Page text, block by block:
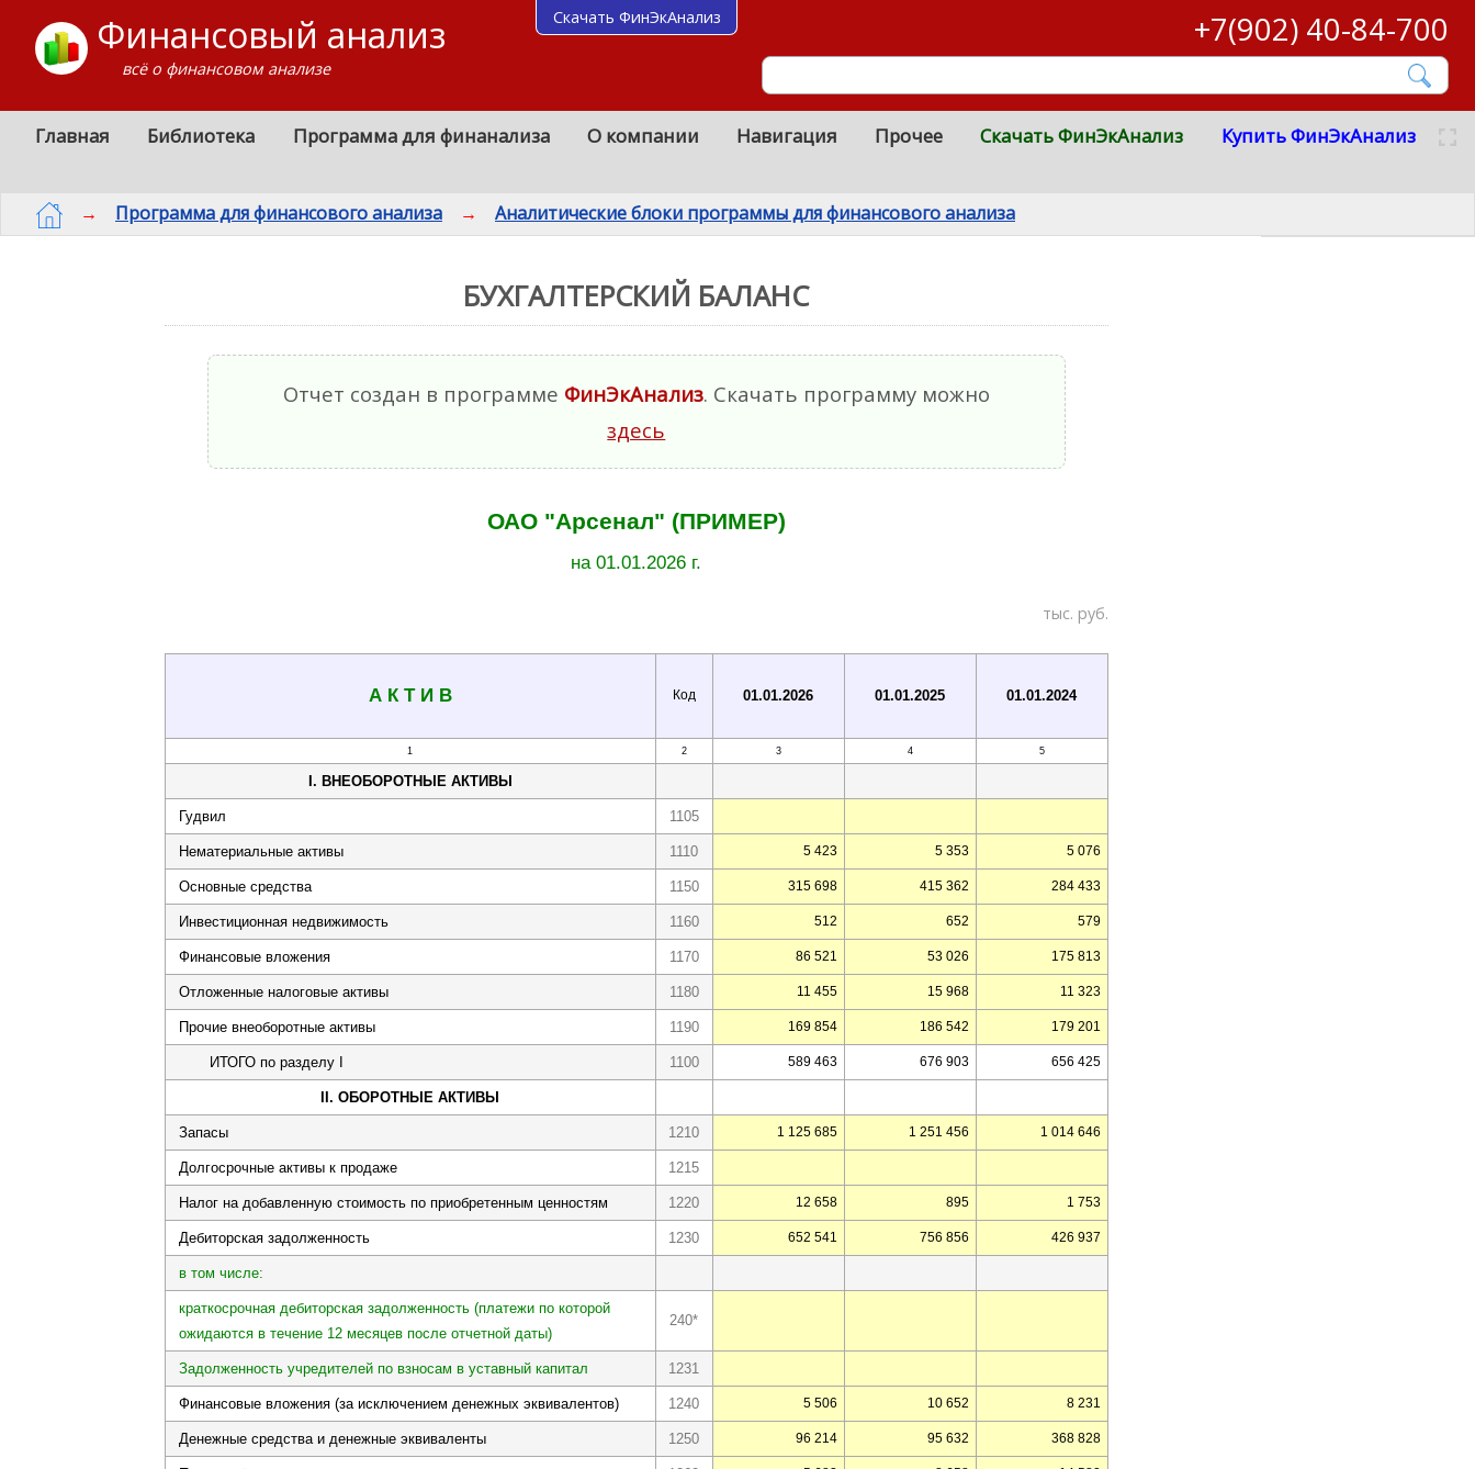
Финансовый анализ
всё о финансовом анализе
+7(902) 40-84-700
Главная Библиотека Программа для финанализа О компании Навигация Прочее Скачать ФинЭкАнализ Купить ФинЭкАнализ
→ Программа для финансового анализа → Аналитические блоки программы для финансового анализа
БУХГАЛТЕРСКИЙ БАЛАНС
Отчет создан в программе ФинЭкАнализ. Скачать программу можно
здесь
ОАО "Арсенал" (ПРИМЕР)
на 01.01.2026 г.
тыс. руб.
А К Т И В Код 01.01.2026 01.01.2025 01.01.2024
1 2 3 4 5
I. ВНЕОБОРОТНЫЕ АКТИВЫ
Гудвил 1105
Нематериальные активы 1110 5 423 5 353 5 076
Основные средства 1150 315 698 415 362 284 433
Инвестиционная недвижимость 1160 512 652 579
Финансовые вложения 1170 86 521 53 026 175 813
Отложенные налоговые активы 1180 11 455 15 968 11 323
Прочие внеоборотные активы 1190 169 854 186 542 179 201
ИТОГО по разделу I 1100 589 463 676 903 656 425
II. ОБОРОТНЫЕ АКТИВЫ
Запасы 1210 1 125 685 1 251 456 1 014 646
Долгосрочные активы к продаже 1215
Налог на добавленную стоимость по приобретенным ценностям 1220 12 658 895 1 753
Дебиторская задолженность 1230 652 541 756 856 426 937
в том числе:
краткосрочная дебиторская задолженность (платежи по которой
ожидаются в течение 12 месяцев после отчетной даты)
240*
Задолженность учредителей по взносам в уставный капитал 1231
Финансовые вложения (за исключением денежных эквивалентов) 1240 5 506 10 652 8 231
Денежные средства и денежные эквиваленты 1250 96 214 95 632 368 828
Скачать ФинЭкАнализ